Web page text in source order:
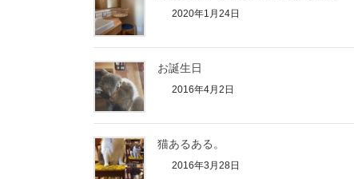
2020年1月24日
お誕生日
2016年4月2日
猫あるある。
2016年3月28日